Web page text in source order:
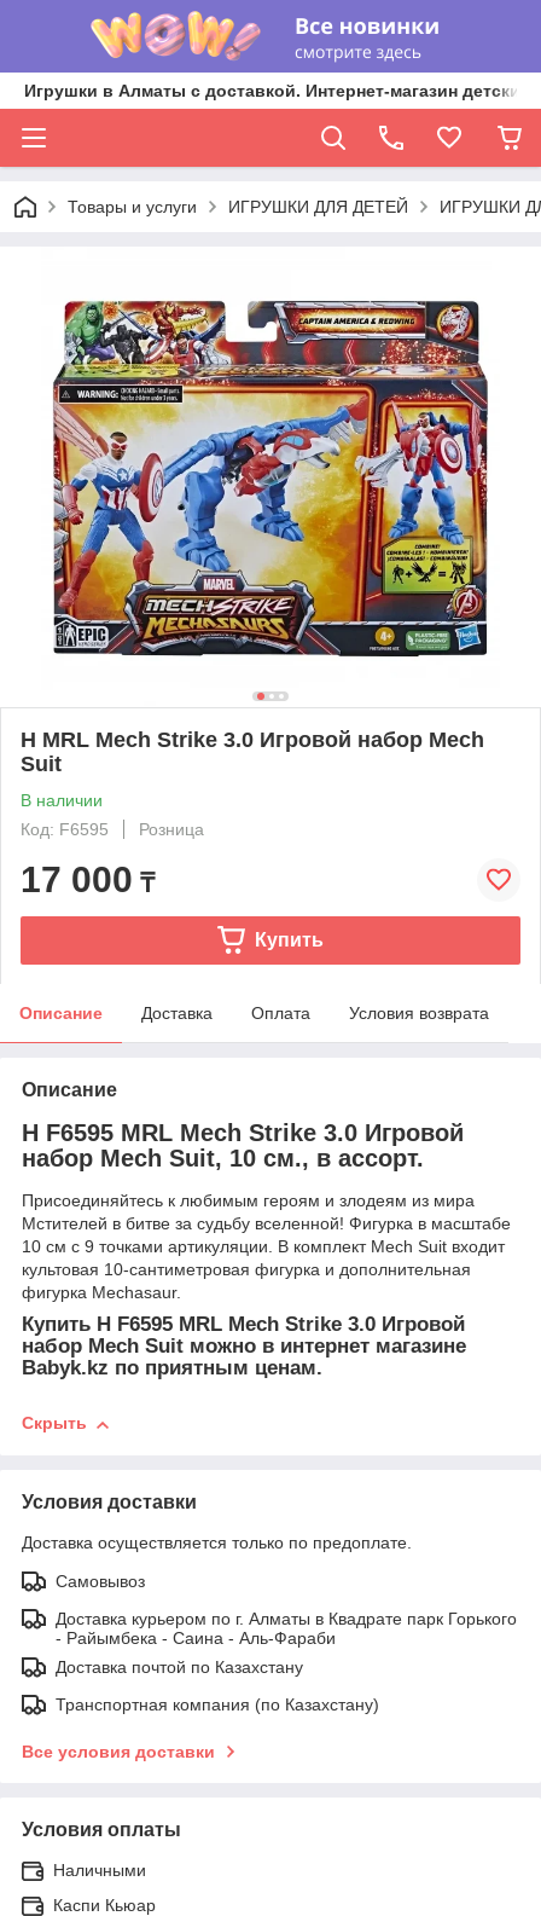
Игрушки в Алматы с доставкой. Интернет-магазин
Товары и услуги ИГРУШКИ ДЛЯ ДЕТЕЙ ИГРУШКИ
H MRL Mech Strike 3.0 Игровой набор Mech
Suit
В наличии
Код: F6595
Розница
17 000 ₸
Купить
Описание Доставка Оплата Условия возврата
Описание
H F6595 MRL Mech Strike 3.0 Игровой
набор Mech Suit, 10 см., в ассорт.
Присоединяйтесь к любимым героям и злодеям из мира
Мстителей в битве за судьбу вселенной! Фигурка в масштабе
10 см с 9 точками артикуляции. В комплект Mech Suit входит
культовая 10-сантиметровая фигурка и дополнительная
фигурка Mechasaur.
Купить H F6595 MRL Mech Strike 3.0 Игровой
набор Mech Suit можно в интернет магазине
Babyk.kz по приятным ценам.
Скрыть
Условия доставки
Доставка осуществляется только по предоплате.
Самовывоз
Доставка курьером по г. Алматы в Квадрате парк Горького
- Райымбека - Саина - Аль-Фараби
Доставка почтой по Казахстану
Транспортная компания (по Казахстану)
Все условия доставки
Условия оплаты
Наличными
Каспи Кьюар